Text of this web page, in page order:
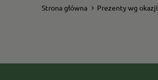
Strona główna Prezenty wg okazji